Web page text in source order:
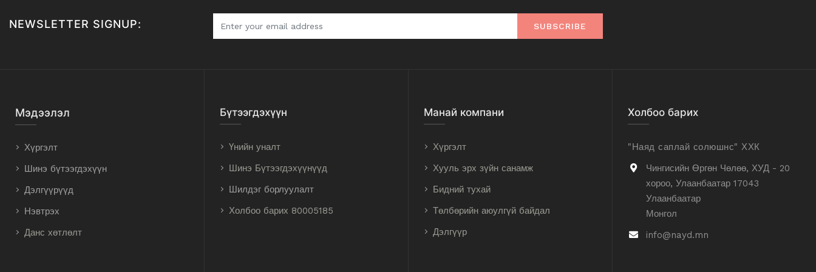
NEWSLETTER SIGNUP: SUBSCRIBE
Мэдээлэл
Хүргэлт
Шинэ бүтээгдэхүүн
Дэлгүүрүүд
Нэвтрэх
Данс хөтлөлт
Бүтээгдэхүүн
Үнийн уналт
Шинэ Бүтээгдэхүүнүүд
Шилдэг борлуулалт
Холбоо барих 80005185
Манай компани
Хүргэлт
Хууль эрх зүйн санамж
Бидний тухай
Төлбөрийн аюулгүй байдал
Дэлгүүр
Холбоо барих
"Наяд саплай солюшнс" ХХК
Чингисийн Өргөн Чөлөө, ХУД - 20
хороо, Улаанбаатар 17043
Улаанбаатар
Монгол
info@nayd.mn